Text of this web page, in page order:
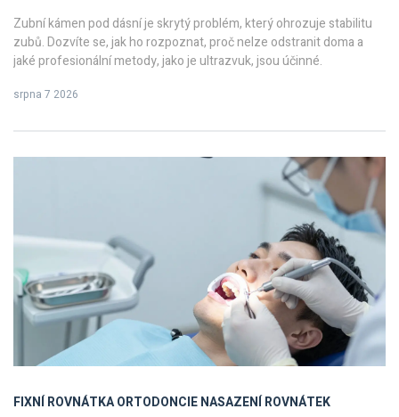
Zubní kámen pod dásní je skrytý problém, který ohrozuje stabilitu
zubů. Dozvíte se, jak ho rozpoznat, proč nelze odstranit doma a
jaké profesionální metody, jako je ultrazvuk, jsou účinné.
srpna 7 2026
FIXNÍ ROVNÁTKAORTODONCIENASAZENÍ ROVNÁTEK